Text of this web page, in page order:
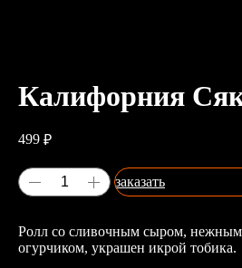
Калифорния
499 ₽
заказать
Ролл со сливочным сыром,
огурчиком, украшен икрой тобика.